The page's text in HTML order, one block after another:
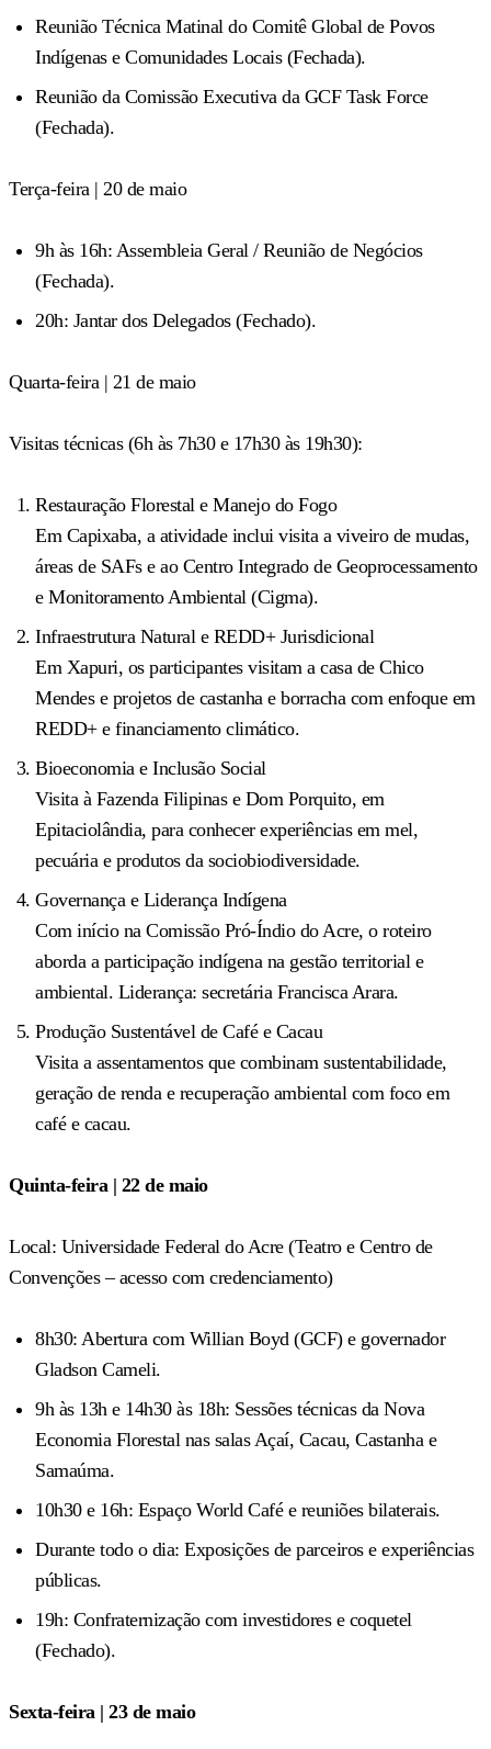
Reunião Técnica Matinal do Comitê Global de Povos
Indígenas e Comunidades Locais (Fechada).
Reunião da Comissão Executiva da GCF Task Force
(Fechada).
Terça-feira | 20 de maio
9h às 16h: Assembleia Geral / Reunião de Negócios
(Fechada).
20h: Jantar dos Delegados (Fechado).
Quarta-feira | 21 de maio
Visitas técnicas (6h às 7h30 e 17h30 às 19h30):
Restauração Florestal e Manejo do Fogo
Em Capixaba, a atividade inclui visita a viveiro de mudas,
áreas de SAFs e ao Centro Integrado de Geoprocessamento
e Monitoramento Ambiental (Cigma).
Infraestrutura Natural e REDD+ Jurisdicional
Em Xapuri, os participantes visitam a casa de Chico
Mendes e projetos de castanha e borracha com enfoque em
REDD+ e financiamento climático.
Bioeconomia e Inclusão Social
Visita à Fazenda Filipinas e Dom Porquito, em
Epitaciolândia, para conhecer experiências em mel,
pecuária e produtos da sociobiodiversidade.
Governança e Liderança Indígena
Com início na Comissão Pró-Índio do Acre, o roteiro
aborda a participação indígena na gestão territorial e
ambiental. Liderança: secretária Francisca Arara.
Produção Sustentável de Café e Cacau
Visita a assentamentos que combinam sustentabilidade,
geração de renda e recuperação ambiental com foco em
café e cacau.
Quinta-feira | 22 de maio
Local: Universidade Federal do Acre (Teatro e Centro de
Convenções – acesso com credenciamento)
8h30: Abertura com Willian Boyd (GCF) e governador
Gladson Cameli.
9h às 13h e 14h30 às 18h: Sessões técnicas da Nova
Economia Florestal nas salas Açaí, Cacau, Castanha e
Samaúma.
10h30 e 16h: Espaço World Café e reuniões bilaterais.
Durante todo o dia: Exposições de parceiros e experiências
públicas.
19h: Confraternização com investidores e coquetel
(Fechado).
Sexta-feira | 23 de maio